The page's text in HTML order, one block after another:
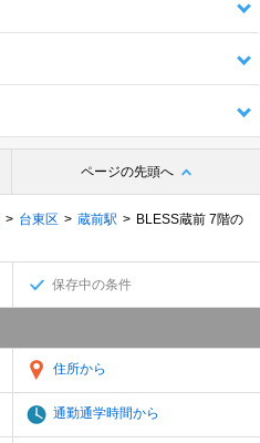
ページの先頭へ
台東区 蔵前駅
BLESS蔵前 7階の
保存中の条件
住所から
通勤通学時間から